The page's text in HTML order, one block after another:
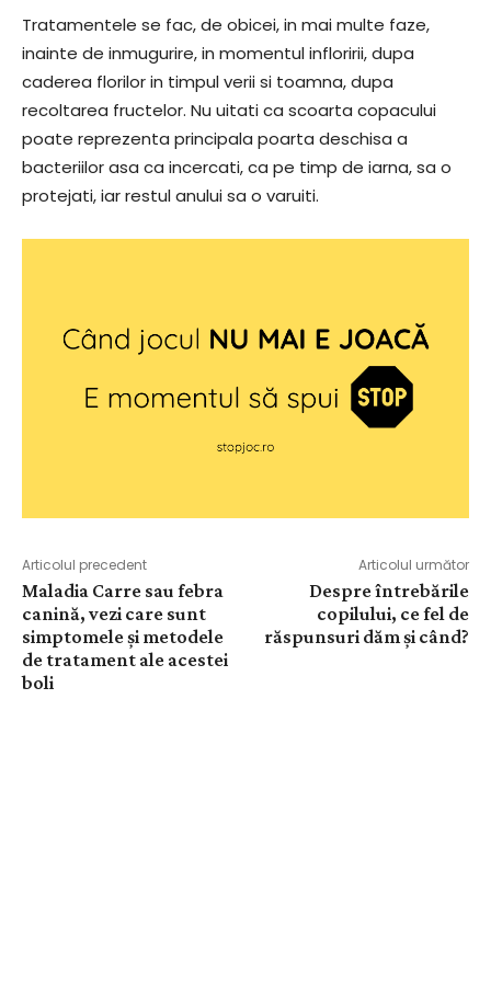
Tratamentele se fac, de obicei, in mai multe faze,
inainte de inmugurire, in momentul infloririi, dupa
caderea florilor in timpul verii si toamna, dupa
recoltarea fructelor. Nu uitati ca scoarta copacului
poate reprezenta principala poarta deschisa a
bacteriilor asa ca incercati, ca pe timp de iarna, sa o
protejati, iar restul anului sa o varuiti.
Articolul precedent
Maladia Carre sau febra
canină, vezi care sunt
simptomele și metodele
de tratament ale acestei
boli
Articolul următor
Despre întrebările
copilului, ce fel de
răspunsuri dăm și când?